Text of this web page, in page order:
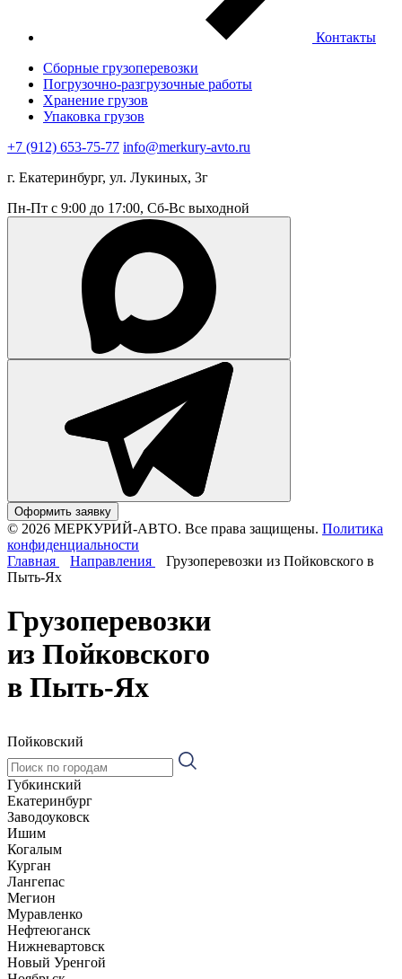
Контакты
Сборные грузоперевозки
Погрузочно-разгрузочные работы
Хранение грузов
Упаковка грузов
+7 (912) 653-75-77 info@merkury-avto.ru
г. Екатеринбург, ул. Лукиных, 3г
Пн-Пт с 9:00 до 17:00, Сб-Вс выходной
Оформить заявку
© 2026 МЕРКУРИЙ-АВТО. Все права защищены. Политика
конфиденциальности
Главная
Направления
Грузоперевозки из Пойковского в
Пыть-Ях
Грузоперевозки
из Пойковского
в Пыть-Ях
Пойковский
Губкинский
Екатеринбург
Заводоуковск
Ишим
Когалым
Курган
Лангепас
Мегион
Муравленко
Нефтеюганск
Нижневартовск
Новый Уренгой